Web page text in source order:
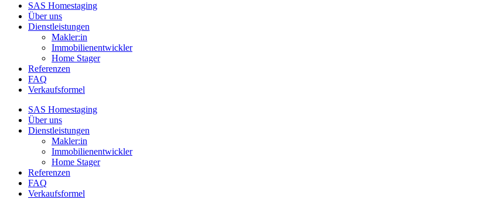
SAS Homestaging
Über uns
Dienstleistungen
Makler:in
Immobilienentwickler
Home Stager
Referenzen
FAQ
Verkaufsformel
SAS Homestaging
Über uns
Dienstleistungen
Makler:in
Immobilienentwickler
Home Stager
Referenzen
FAQ
Verkaufsformel